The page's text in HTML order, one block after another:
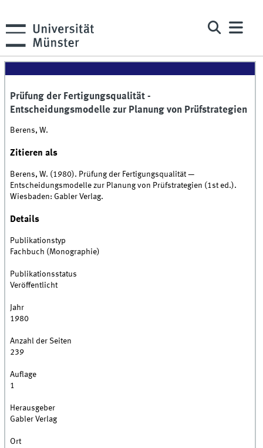
Prüfung der Fertigungsqualität -
Entscheidungsmodelle zur Planung von Prüfstrategien
Berens, W.
Zitieren als
Berens, W. (1980). Prüfung der Fertigungsqualität —
Entscheidungsmodelle zur Planung von Prüfstrategien (1st ed.).
Wiesbaden: Gabler Verlag.
Details
Publikationstyp
Fachbuch (Monographie)
Publikationsstatus
Veröffentlicht
Jahr
1980
Anzahl der Seiten
239
Auflage
1
Herausgeber
Gabler Verlag
Ort